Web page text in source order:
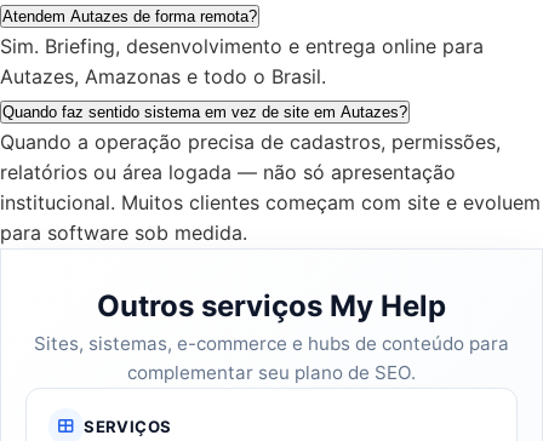
Atendem Autazes de forma remota?
Sim. Briefing, desenvolvimento e entrega online para
Autazes, Amazonas e todo o Brasil.
Quando faz sentido sistema em vez de site em Autazes?
Quando a operação precisa de cadastros, permissões,
relatórios ou área logada — não só apresentação
institucional. Muitos clientes começam com site e evoluem
para software sob medida.
Outros serviços My Help
Sites, sistemas, e-commerce e hubs de conteúdo para
complementar seu plano de SEO.
SERVIÇOS